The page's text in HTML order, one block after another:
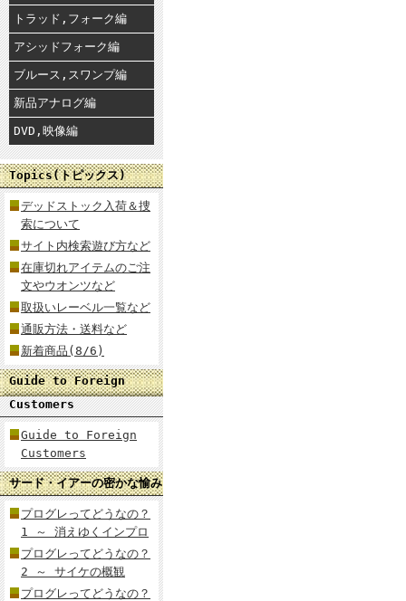
トラッド,フォーク編
アシッドフォーク編
ブルース,スワンプ編
新品アナログ編
DVD,映像編
Topics(トピックス)
デッドストック入荷＆捜
索について
サイト内検索遊び方など
在庫切れアイテムのご注
文やウオンツなど
取扱いレーベル一覧など
通販方法・送料など
新着商品(8/6)
Guide to Foreign
Customers
Guide to Foreign
Customers
サード・イアーの密かな愉み
プログレってどうなの？
1 ～ 消えゆくインプロ
プログレってどうなの？
2 ～ サイケの概観
プログレってどうなの？